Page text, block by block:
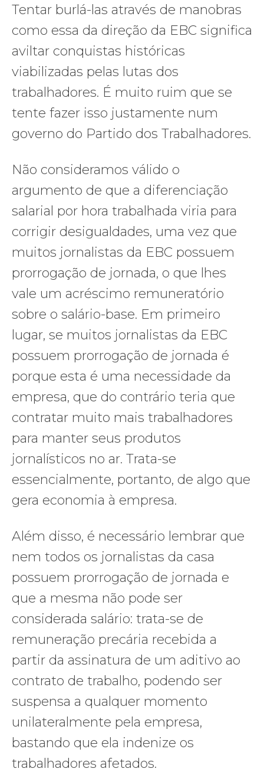
Tentar burlá-las através de manobras
como essa da direção da EBC significa
aviltar conquistas históricas
viabilizadas pelas lutas dos
trabalhadores. É muito ruim que se
tente fazer isso justamente num
governo do Partido dos Trabalhadores.
Não consideramos válido o
argumento de que a diferenciação
salarial por hora trabalhada viria para
corrigir desigualdades, uma vez que
muitos jornalistas da EBC possuem
prorrogação de jornada, o que lhes
vale um acréscimo remuneratório
sobre o salário-base. Em primeiro
lugar, se muitos jornalistas da EBC
possuem prorrogação de jornada é
porque esta é uma necessidade da
empresa, que do contrário teria que
contratar muito mais trabalhadores
para manter seus produtos
jornalísticos no ar. Trata-se
essencialmente, portanto, de algo que
gera economia à empresa.
Além disso, é necessário lembrar que
nem todos os jornalistas da casa
possuem prorrogação de jornada e
que a mesma não pode ser
considerada salário: trata-se de
remuneração precária recebida a
partir da assinatura de um aditivo ao
contrato de trabalho, podendo ser
suspensa a qualquer momento
unilateralmente pela empresa,
bastando que ela indenize os
trabalhadores afetados.